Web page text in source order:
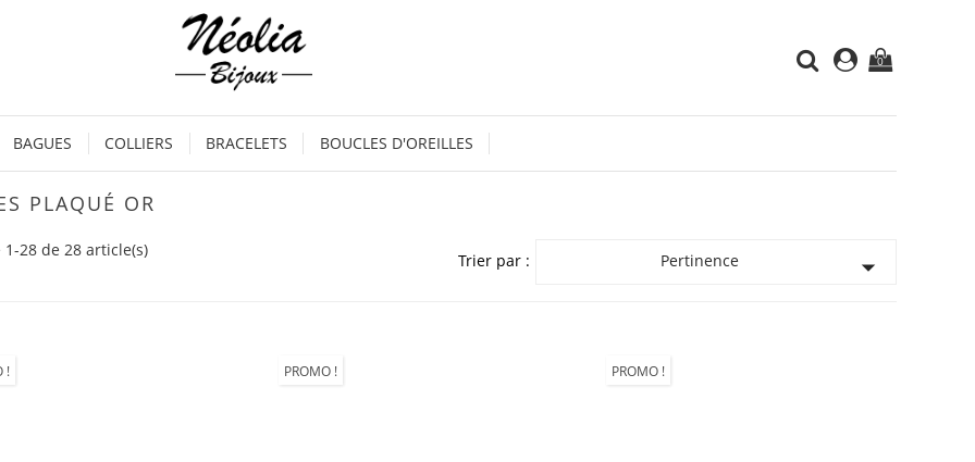
0
BAGUES COLLIERS BRACELETS BOUCLES D'OREILLES
PLAQUÉ OR
1-28 de 28 article(s)
Trier par : Pertinence 
! PROMO ! PROMO !